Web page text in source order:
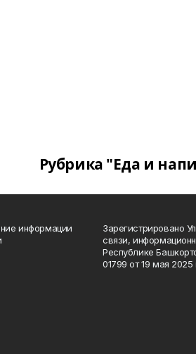
Рубрика "Еда и
информации
Зарегистрировано
связи,
Республике
01799 от 19 мая 2025